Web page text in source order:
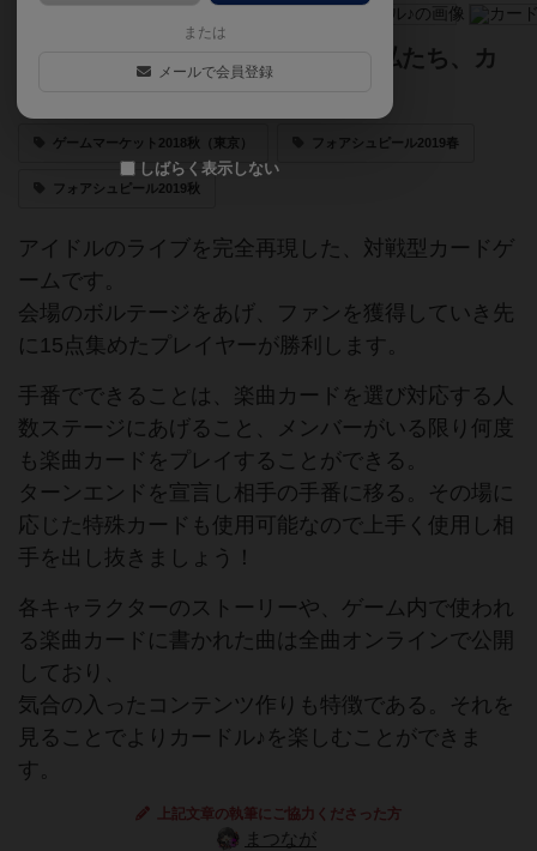
アイドルのライブを完全再現！！私たち、カ
ードル♪です！
ゲームマーケット2018秋（東京） フォアシュピール2019春
フォアシュピール2019秋
アイドルのライブを完全再現した、対戦型カードゲ
ームです。
会場のボルテージをあげ、ファンを獲得していき先
に15点集めたプレイヤーが勝利します。
手番でできることは、楽曲カードを選び対応する人
数ステージにあげること、メンバーがいる限り何度
も楽曲カードをプレイすることができる。
ターンエンドを宣言し相手の手番に移る。その場に
応じた特殊カードも使用可能なので上手く使用し相
手を出し抜きましょう！
各キャラクターのストーリーや、ゲーム内で使われ
る楽曲カードに書かれた曲は全曲オンラインで公開
しており、
気合の入ったコンテンツ作りも特徴である。それを
見ることでよりカードル♪を楽しむことができま
す。
上記文章の執筆にご協力くださった方
まつなが
または
メールで会員登録
しばらく表示しない